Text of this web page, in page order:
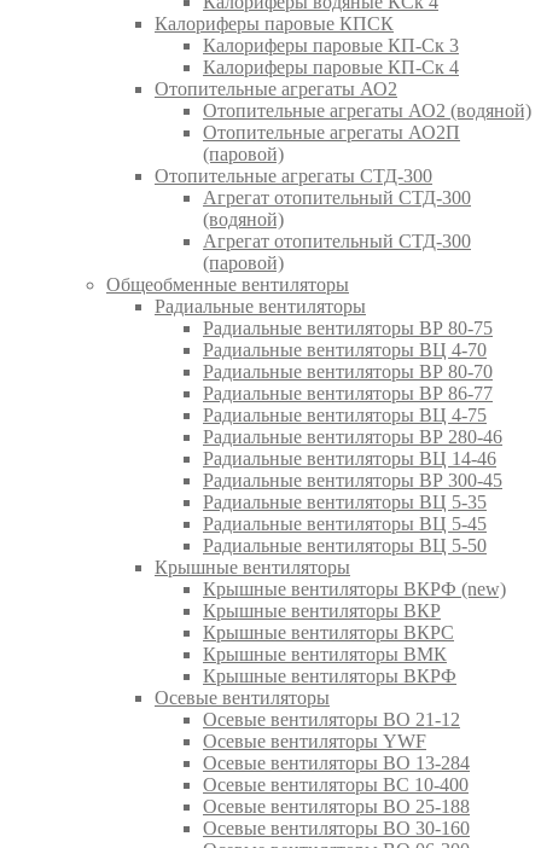
Калориферы паровые КПСК
Калориферы паровые КП-Ск 3
Калориферы паровые КП-Ск 4
Отопительные агрегаты АО2
Отопительные агрегаты АО2 (водяной)
Отопительные агрегаты АО2П
(паровой)
Отопительные агрегаты СТД-300
Агрегат отопительный СТД-300
(водяной)
Агрегат отопительный СТД-300
(паровой)
Общеобменные вентиляторы
Радиальные вентиляторы
Радиальные вентиляторы ВР 80-75
Радиальные вентиляторы ВЦ 4-70
Радиальные вентиляторы ВР 80-70
Радиальные вентиляторы ВР 86-77
Радиальные вентиляторы ВЦ 4-75
Радиальные вентиляторы ВР 280-46
Радиальные вентиляторы ВЦ 14-46
Радиальные вентиляторы ВР 300-45
Радиальные вентиляторы ВЦ 5-35
Радиальные вентиляторы ВЦ 5-45
Радиальные вентиляторы ВЦ 5-50
Крышные вентиляторы
Крышные вентиляторы ВКРФ (new)
Крышные вентиляторы ВКР
Крышные вентиляторы ВКРС
Крышные вентиляторы ВМК
Крышные вентиляторы ВКРФ
Осевые вентиляторы
Осевые вентиляторы ВО 21-12
Осевые вентиляторы YWF
Осевые вентиляторы ВО 13-284
Осевые вентиляторы ВС 10-400
Осевые вентиляторы ВО 25-188
Осевые вентиляторы ВО 30-160